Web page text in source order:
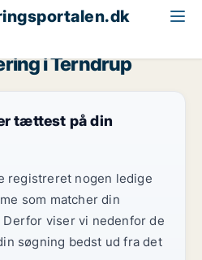
i Terndrup
tættest på din
registreret nogen ledige
som matcher din
viser vi nedenfor de
søgning bedst ud fra det